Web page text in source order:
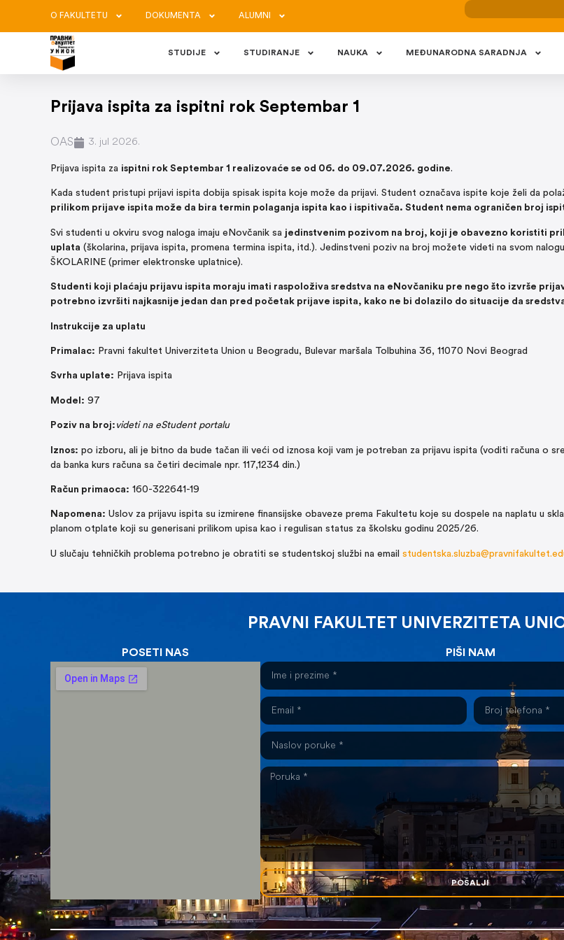
O FAKULTETU DOKUMENTA ALUMNI
STUDIJE STUDIRANJE NAUKA MEÐUNARODNA SARADNJA
Prijava ispita za ispitni rok Septembar 1
OAS 3. jul 2026.
Prijava ispita za ispitni rok Septembar 1 realizovaće se od 06. do 09.07.2026. godine.
Kada student pristupi prijavi ispita dobija spisak ispita koje može da prijavi. Student označava ispite koje želi da
prilikom prijave ispita može da bira termin polaganja ispita kao i ispitivača. Student nema ograničen broj
Svi studenti u okviru svog naloga imaju eNovčanik sa jedinstvenim pozivom na broj, koji je obavezno koristiti
uplata (školarina, prijava ispita, promena termina ispita, itd.). Jedinstveni poziv na broj možete videti na svom
ŠKOLARINE (primer elektronske uplatnice).
Studenti koji plaćaju prijavu ispita moraju imati raspoloživa sredstva na eNovčaniku pre nego što izvrše
potrebno izvršiti najkasnije jedan dan pred početak prijave ispita, kako ne bi dolazilo do situacije da
Instrukcije za uplatu
Primalac: Pravni fakultet Univerziteta Union u Beogradu, Bulevar maršala Tolbuhina 36, 11070 Novi Beograd
Svrha uplate: Prijava ispita
Model: 97
Poziv na broj: videti na eStudent portalu
Iznos: po izboru, ali je bitno da bude tačan ili veći od iznosa koji vam je potreban za prijavu ispita (voditi računa o
da banka kurs računa sa četiri decimale npr. 117,1234 din.)
Račun primaoca: 160-322641-19
Napomena: Uslov za prijavu ispita su izmirene finansijske obaveze prema Fakultetu koje su dospele na naplatu u
planom otplate koji su generisani prilikom upisa kao i regulisan status za školsku godinu 2025/26.
U slučaju tehničkih problema potrebno je obratiti se studentskoj službi na email
PRAVNI FAKULTET UNIVERZITETA
PIŠI NAM
POŠALJI
POSETI NAS